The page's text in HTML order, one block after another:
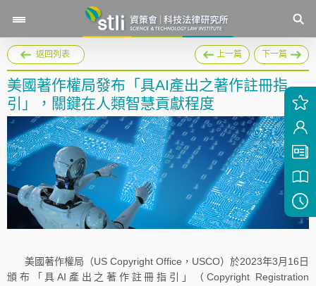
返回列表 上一篇 下一篇
美國著作權局發布「具AI產出之著作註冊指
引」，關鍵在人類智慧貢獻程度
美國著作權局（US Copyright Office，USCO）於2023年3月16日
頒布「具AI產出之著作註冊指引」（Copyright Registration